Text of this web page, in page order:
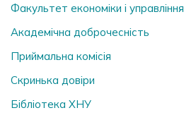
Факультет економіки і управління
Академічна доброчесність
Приймальна комісія
Скринька довiри
Бібліотека ХНУ